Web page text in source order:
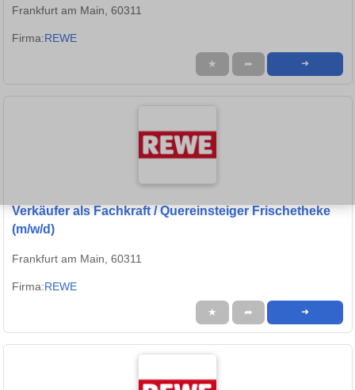
Frankfurt am Main, 60311
Firma:REWE
★ ➦ ➜
Verkäufer als Fachkraft / Quereinsteiger Frischetheke
(m/w/d)
Frankfurt am Main, 60311
Firma:REWE
★ ➦ ➜